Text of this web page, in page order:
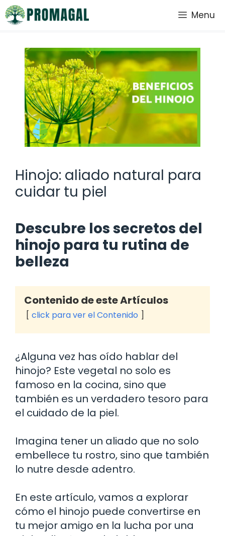
Saltar
al
Menu
Hinojo: aliado natural para
cuidar tu piel
Descubre los secretos del
hinojo para tu rutina de
belleza
Contenido de este Artículos
click para ver el Contenido
¿Alguna vez has oído hablar del
hinojo? Este vegetal no solo es
famoso en la cocina, sino que
también es un verdadero tesoro para
el cuidado de la piel.
Imagina tener un aliado que no solo
embellece tu rostro, sino que también
lo nutre desde adentro.
En este artículo, vamos a explorar
cómo el hinojo puede convertirse en
tu mejor amigo en la lucha por una